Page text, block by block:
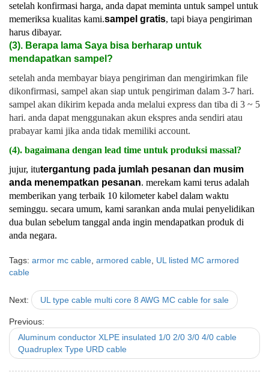
setelah konfirmasi harga, anda dapat meminta untuk sampel untuk
memeriksa kualitas kami.sampel gratis, tapi biaya pengiriman
harus dibayar.
(3). Berapa lama Saya bisa berharap untuk
mendapatkan sampel?
setelah anda membayar biaya pengiriman dan mengirimkan file
dikonfirmasi, sampel akan siap untuk pengiriman dalam 3-7 hari.
sampel akan dikirim kepada anda melalui express dan tiba di 3 ~ 5
hari. anda dapat menggunakan akun ekspres anda sendiri atau
prabayar kami jika anda tidak memiliki account.
(4). bagaimana dengan lead time untuk produksi massal?
jujur, itutergantung pada jumlah pesanan dan musim
anda menempatkan pesanan. merekam kami terus adalah
memberikan yang terbaik 10 kilometer kabel dalam waktu
seminggu. secara umum, kami sarankan anda mulai penyelidikan
dua bulan sebelum tanggal anda ingin mendapatkan produk di
anda negara.
Tags: armor mc cable armored cable UL listed MC armored
cable
Next: UL type cable multi core 8 AWG MC cable for sale
Previous:
Aluminum conductor XLPE insulated 1/0 2/0 3/0 4/0 cable
Quadruplex Type URD cable